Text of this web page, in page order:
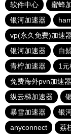
软件中心
蜜蜂
银河加速器
vp(永久免费)加速
银河加速器
白
青柠加速器
1元
免费海外pvn加速器
纵云梯加速器
暴雪加速器
银
anyconnect
荔